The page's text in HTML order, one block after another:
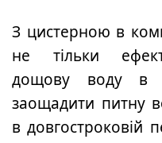
З цистерною в
не тільки
дощову воду в
заощадити питну
в довгостроковій